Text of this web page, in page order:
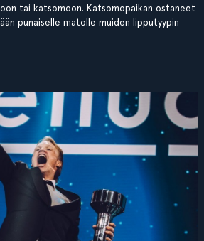
tai katsomoon. Katsomopaikan ostaneet
punaiselle matolle muiden lipputyypin